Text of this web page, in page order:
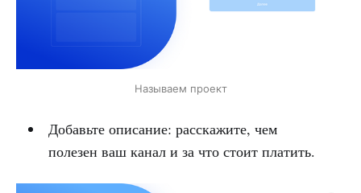
Называем проект
Добавьте описание: расскажите, чем
полезен ваш канал и за что стоит платить.